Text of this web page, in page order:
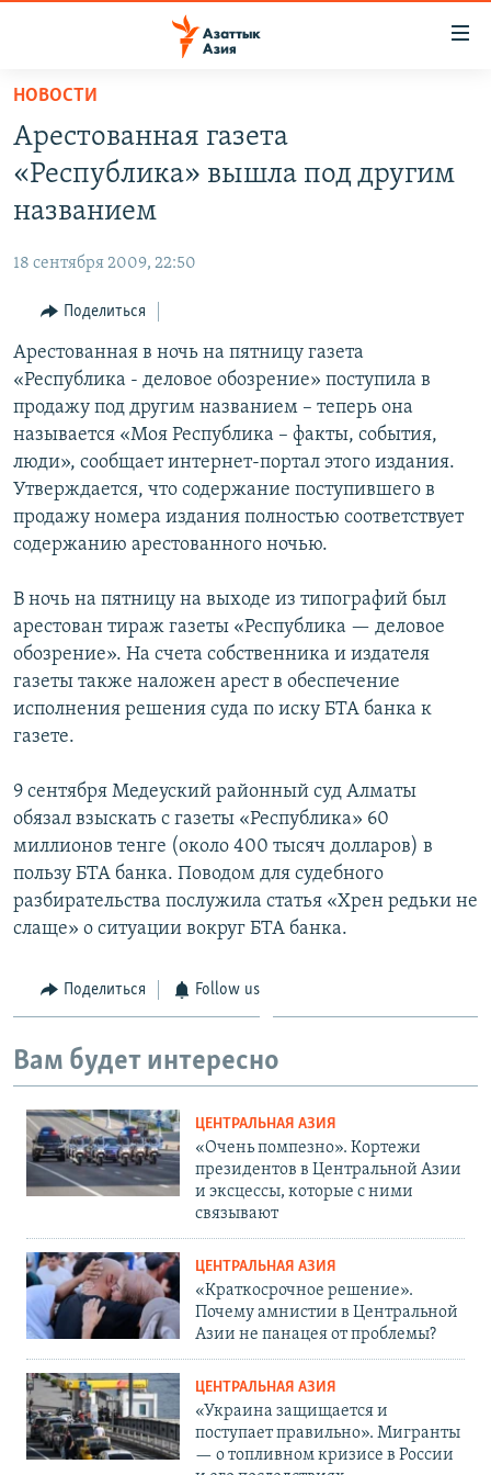
Вернуться
основному
содержанию
главной
навигации
Вернутся
поиску
КАЗАХСТАН
ТАДЖИКИСТАН
НОВОСТИ
ВОЙНА В УКРАИНЕ
ҚАЗАҚША
КЫРГЫЗЧА
ЎЗБЕКЧА
ТОҶИКӢ
TÜRKMENÇE
Все сайты РСЕ/РС
НОВОСТИ
Арестованная газета
«Республика» вышла под другим
названием
18 сентября 2009, 22:50
Поделиться
Арестованная в ночь на пятницу газета
«Республика - деловое обозрение» поступила в
продажу под другим названием – теперь она
называется «Моя Республика – факты, события,
люди», сообщает интернет-портал этого издания.
Утверждается, что содержание поступившего в
продажу номера издания полностью соответствует
содержанию арестованного ночью.
В ночь на пятницу на выходе из типографий был
арестован тираж газеты «Республика — деловое
обозрение». На счета собственника и издателя
газеты также наложен арест в обеспечение
исполнения решения суда по иску БТА банка к
газете.
9 сентября Медеуский районный суд Алматы
обязал взыскать с газеты «Республика» 60
миллионов тенге (около 400 тысяч долларов) в
пользу БТА банка. Поводом для судебного
разбирательства послужила статья «Хрен редьки не
слаще» о ситуации вокруг БТА банка.
Поделиться Follow us
Вам будет интересно
ЦЕНТРАЛЬНАЯ АЗИЯ
«Очень помпезно». Кортежи
президентов в Центральной Азии
и эксцессы, которые с ними
связывают
ЦЕНТРАЛЬНАЯ АЗИЯ
«Краткосрочное решение».
Почему амнистии в Центральной
Азии не панацея от проблемы?
ЦЕНТРАЛЬНАЯ АЗИЯ
«Украина защищается и
поступает правильно». Мигранты
— о топливном кризисе в России